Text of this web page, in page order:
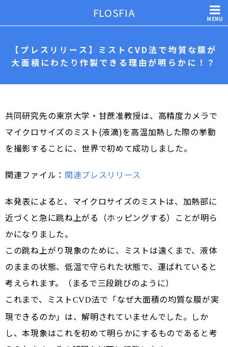
FLOSFIA MENU
【プレスリリース】ミストCVD法で均質な膜が
大面積にわたり作製できる理由が明らかに！？
共同研究先の東京大学・甘蔗准教授は、高精度カメラで
マイクロサイズのミスト(液滴)を高温加熱した際の挙動
を撮影することに、世界で初めて成功しました。
関連ファイル： 関連プレスリリース
本発表によると、マイクロサイズのミストは、加熱部に
近づくと急に跳ね上がる（ホッピングする）ことが明ら
かになりました。
この跳ね上がり現象のために、ミストは遠くまで、液体
のままの状態、低温で守られた状態で、運ばれていると
考えられます。（まるで三段跳びのように）
これまで、ミストCVD法で「なぜ大面積の均質な膜が実
現できるのか」は、解明されていませんでした。しか
し、本現象はこれを初めて明らかにするものであると考